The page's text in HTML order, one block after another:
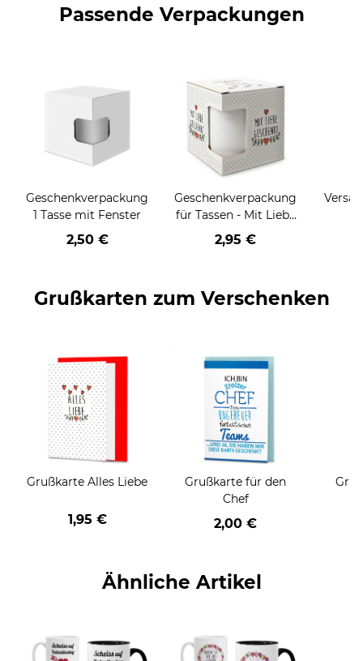
Passende Verpackungen
Geschenkverpackung
1 Tasse mit Fenster
2,50 €
Geschenkverpackung
für Tassen - Mit Liebe
geschenkt
2,95 €
Grußkarten zum Verschenken
Grußkarte Alles Liebe
1,95 €
Grußkarte für den
Chef
2,00 €
Ähnliche Artikel